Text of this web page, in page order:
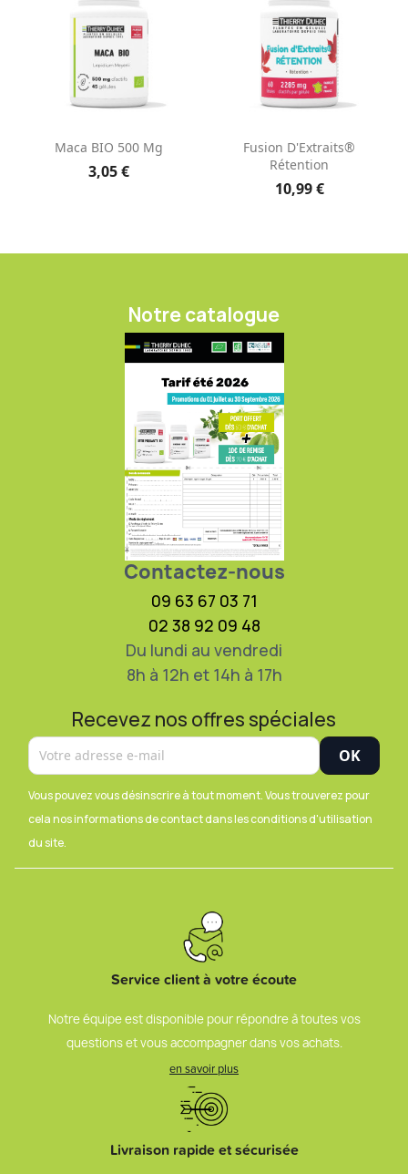
Maca BIO 500 Mg
3,05 €
Fusion D'Extraits®
Rétention
10,99 €
Notre catalogue
Contactez-nous
09 63 67 03 71
02 38 92 09 48
Du lundi au vendredi
8h à 12h et 14h à 17h
Recevez nos offres spéciales
Vous pouvez vous désinscrire à tout moment. Vous trouverez pour
cela nos informations de contact dans les conditions d'utilisation
du site.
Service client à votre écoute
Notre équipe est disponible pour répondre à toutes vos
questions et vous accompagner dans vos achats.
en savoir plus
Livraison rapide et sécurisée